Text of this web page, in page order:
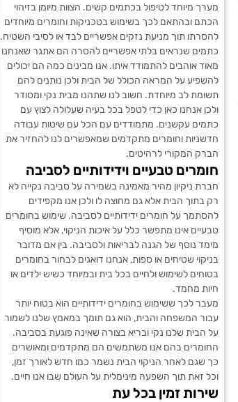
מערך מיוחד לטיפול בכתמים קשים. הצוות מיומן בזיהוי
הכתם ובהתאם לכך בשימוש בטכניקות וחומרים מיוחדים
להסרתו תוך מניעת נזקים אפשריים לבד או לסיבי השטיח.
כתמים שנראים בלתי אפשריים להסרה הם אתגר שאנחנו
מאוד אוהבים להתמודד איתו. אנו מבינים כמה הם יכולים
להשפיע על המראה הכולל של הבית ולכן נותנים להם
תשומת לב מיוחדת. חשוב לנו שתהנו מבית נקי ומסודר
ולכן אנחנו כאן כדי לטפל בכל בעיה שעלולה לצוץ עם
כתמים עקשנים. מתמודדים עם הכל עם שיטות עבודה
חדשניות וחומרים מתקדמים שמאפשרים לנו להחזיר את
הברק המקורי לרהיטים.
חומרים טבעיים וידידותיים לסביבה
חברת ניקיון מהיר מאמינה בשמירה על סביבה נקייה לא
רק בתוך הבית אלא גם מחוצה לו ולכן אנו מקפידים
להסתמך על חומרים ידידותיים לסביבה. שימוש בחומרים
טבעיים אינו מתפשר כלל על איכות הניקוי, אלא מוסיף
מימד נוסף של הגנה לבריאות ולסביבה. בין אם מדובר
בניקוי שטיחים או ספות, אנחנו דואגים לבחור בחומרים
בטוחים לשימוש ולחיים בכל בית ובמיוחד כשיש ילדים או
חיות מחמד.
מעבר לכך ששימוש בחומרים ידידותיים הוא בטוח יותר
עבור המשפחה והבית, הוא גם תומך במאמץ שלנו לשמור
על הבית שלנו נקי ובריא בצורה שאינה פוגעת בסביבה.
החומרים בהם אנו משתמשים הם מתקדמים ומאושרים
כך שגם לאחר הניקוי הבית נשמר כמו חדש לאורך זמן,
וכל זאת תוך השפעה מינימלית על העולם שבו אנו חיים.
שירות זמין בכל עת